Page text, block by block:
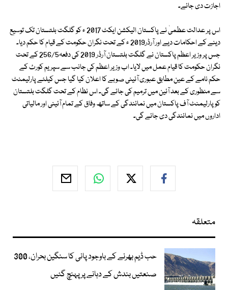
اجازت دی جائے۔
اس پر عدالت عظمیٰ نے پاکستان الیکشن ایکٹ 2017 ء کو گلگت بلتستان تک توسیع
دینے کے احکامات دیے اور آرڈر2019 ء کے تحت نگران حکومت کے قیام کا حکم دیا۔
جس پر وزیر اعظم پاکستان نے گلگت بلتستان آرڈر 2019 کی دفعہ256/5 کے تحت
نگران حکومت کا قیام عمل میں لایا۔ اب وزیر اعظم کی جانب سے سپریم کورٹ کے
حکم نامے کے عین مطابق عبوری آئینی صوبے کا اعلان کیا گیا جس کیلئے پارلیمنٹ
سے منظوری کے بعد آئین میں ترمیم کی جائے گی۔ اس نظام کے تحت گلگت بلتستان
کو پارلیمنٹ آف پاکستان میں نمائندگی کے ساتھ وفاق کے تمام آئینی اور مالیاتی
اداروں میں نمائندگی دی جائے گی۔
متعلقہ
حب ڈیم بھرنے کے باوجود پانی کا سنگین بحران، 300
صنعتیں بندش کے دہانے پر پہنچ گئیں